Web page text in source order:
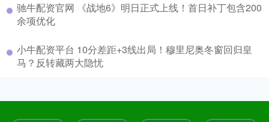
驰牛配资官网 《战地6》明日正式上线！首日补丁包含200
余项优化
小牛配资平台 10分差距+3线出局！穆里尼奥冬窗回归皇
马？反转藏两大隐忧